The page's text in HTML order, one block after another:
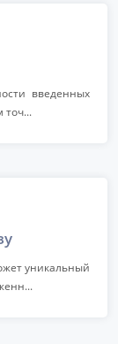
введенных
точ...
уникальный